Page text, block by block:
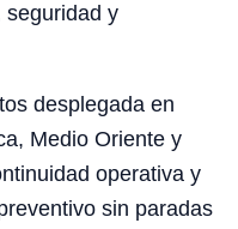
seguridad y
desplegada en
Medio Oriente y
operativa y
sin paradas